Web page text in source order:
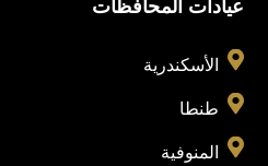
عيادات المحافظات
 الأسكندرية
 طنطا
 المنوفية